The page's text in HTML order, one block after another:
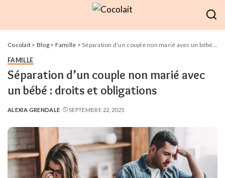
Cocolait > Blog> Famille >Séparation d’un couple non marié avec un bébé : droits et obligations
FAMILLE
Séparation d’un couple non marié avec
un bébé : droits et obligations
POSTED
ALEXIA GRENDALE SEPTEMBRE 22, 2025